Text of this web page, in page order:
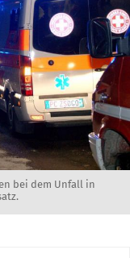
bei dem Unfall in